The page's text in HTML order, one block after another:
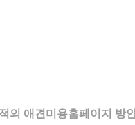
의 애견미용홈페이지 방